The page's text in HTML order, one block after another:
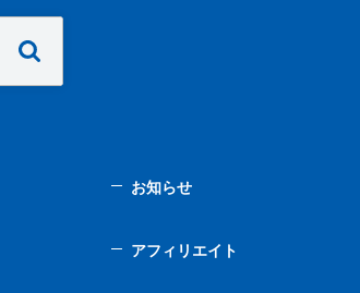
お知らせ
アフィリエイト